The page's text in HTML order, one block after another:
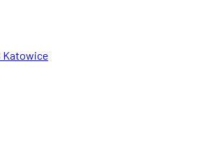
Katowice